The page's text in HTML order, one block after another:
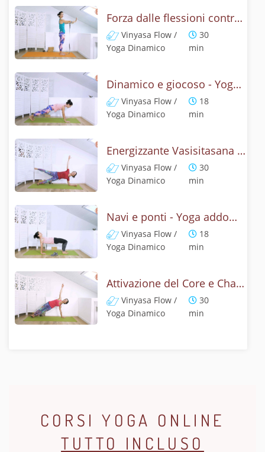
Forza dalle flessioni controllati - Yoga con chaturanga dandasana
Vinyasa Flow /
Yoga Dinamico
30
min
Dinamico e giocoso - Yoga addominali e schiena
Vinyasa Flow /
Yoga Dinamico
18
min
Energizzante Vasisitasana - Yoga con la Panca Laterale
Vinyasa Flow /
Yoga Dinamico
30
min
Navi e ponti - Yoga addominali e braccia
Vinyasa Flow /
Yoga Dinamico
18
min
Attivazione del Core e Chaturanga - Energia nella parte superiore del corpo
Vinyasa Flow /
Yoga Dinamico
30
min
CORSI YOGA ONLINE
TUTTO INCLUSO